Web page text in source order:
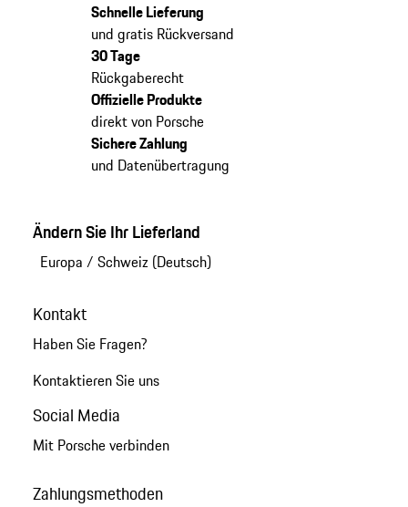
Schnelle Lieferung
und gratis Rückversand
30 Tage
Rückgaberecht
Offizielle Produkte
direkt von Porsche
Sichere Zahlung
und Datenübertragung
Ändern Sie Ihr Lieferland
Europa / Schweiz (Deutsch)
Kontakt
Haben Sie Fragen?
Kontaktieren Sie uns
Social Media
Mit Porsche verbinden
Zahlungsmethoden